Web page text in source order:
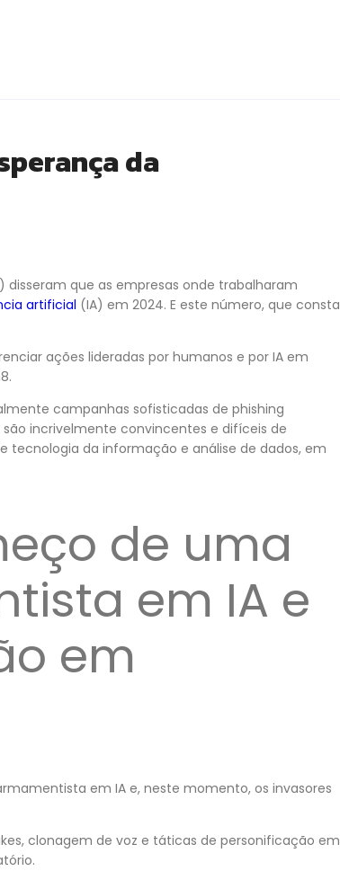
da
disseram que as empresas onde trabalharam
artificial (IA) em 2024. E este número, que consta
ações lideradas por humanos e por IA em
campanhas sofisticadas de phishing
incrivelmente convincentes e difíceis de
tecnologia da informação e análise de dados, em
de uma
em IA e
em
em IA e, neste momento, os invasores
clonagem de voz e táticas de personificação em